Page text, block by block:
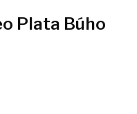
Plata Búho